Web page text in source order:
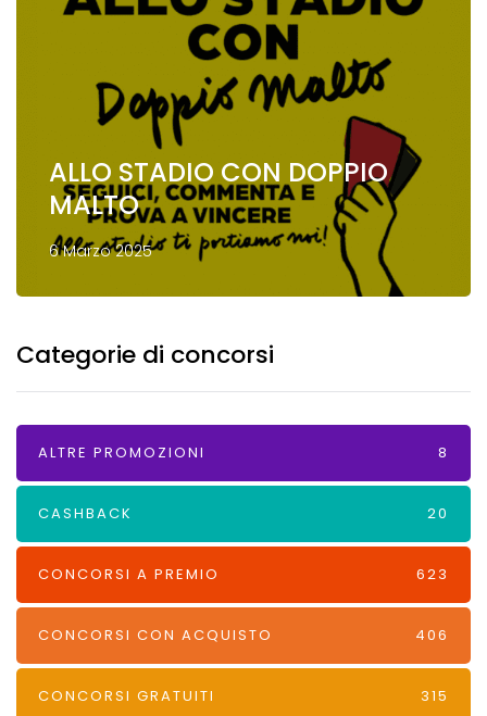
ALLO STADIO CON DOPPIO
MALTO
6 Marzo 2025
Categorie di concorsi
ALTRE PROMOZIONI 8
CASHBACK 20
CONCORSI A PREMIO 623
CONCORSI CON ACQUISTO 406
CONCORSI GRATUITI 315